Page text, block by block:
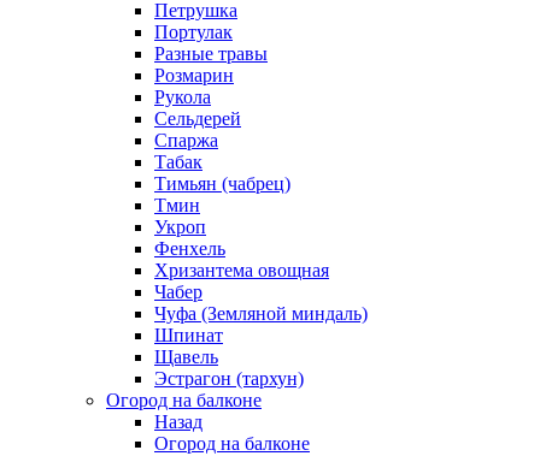
Петрушка
Портулак
Разные травы
Розмарин
Рукола
Сельдерей
Спаржа
Табак
Тимьян (чабрец)
Тмин
Укроп
Фенхель
Хризантема овощная
Чабер
Чуфа (Земляной миндаль)
Шпинат
Щавель
Эстрагон (тархун)
Огород на балконе
Назад
Огород на балконе